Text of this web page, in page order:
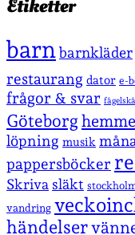
Etiketter
barnbarnkläder
restaurang dator e-
frågor & svar
Göteborg
löpning musik
pappersböcker
Skriva släkt
vandring
händelser